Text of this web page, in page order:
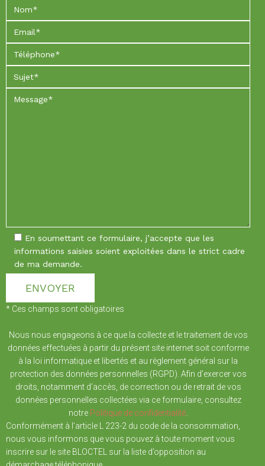
En soumettant ce formulaire, j’accepte que les
informations saisies soient exploitées dans le strict cadre
de ma demande.
* Ces champs sont obligatoires
Nous nous engageons à ce que la collecte et le traitement de vos
données effectuées à partir du présent site internet soit conforme
à la loi informatique et libertés et au règlement général sur la
protection des données personnelles (RGPD). Afin d’exercer vos
droits, notamment d’accès, de correction ou de retrait de vos
données personnelles collectées via ce formulaire, consultez
notre Politique de confidentialité
Conformément à l’article L 223-2 du code de la consommation,
nous vous informons que vous pouvez à toute moment vous
inscrire sur le site BLOCTEL sur la liste d’opposition au